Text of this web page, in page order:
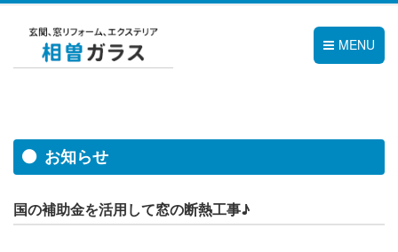
MENU
お知らせ
国の補助金を活用して窓の断熱工事♪